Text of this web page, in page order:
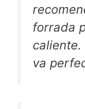
forrada
va